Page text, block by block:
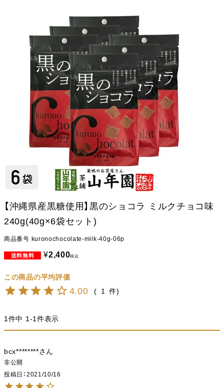
【沖縄県産黒糖使用】黒のショコラ ミルクチョコ味
240g(40g×6袋セット)
商品番号 kuronochocolate-milk-40g-06p
¥2,400税込
4.00 1
1件中 1-1件表示
bcx********
非公開
投稿日
2021/10/16